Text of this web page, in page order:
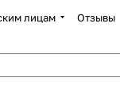
лицам Отзывы